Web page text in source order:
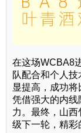
在这场WCBA8
队配合和个人
显提高，成功
凭借强大的内线
力。最终，山
级下一轮，精